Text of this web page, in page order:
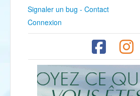
Signaler un bug - Contact
Connexion